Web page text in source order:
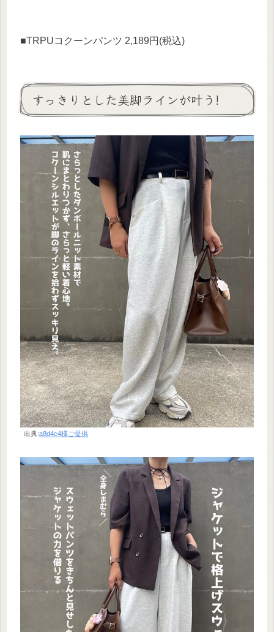
■TRPUコクーンパンツ 2,189円(税込)
すっきりとした美脚ラインが叶う!
出典:a8d4c4様ご提供